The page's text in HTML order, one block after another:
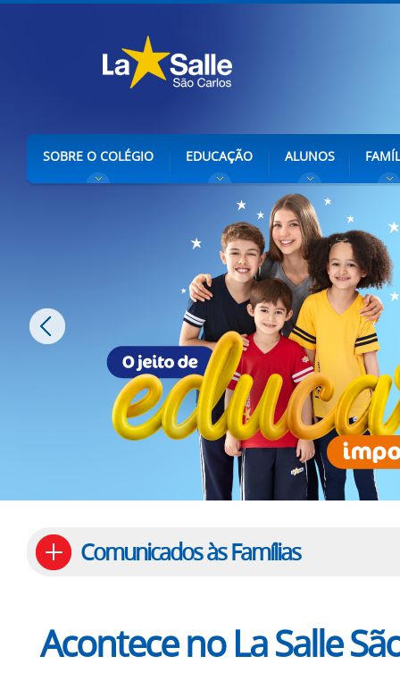
SOBRE O COLÉGIO EDUCAÇÃO ALUNOS
Comunicados às Famílias
Acontece no La Salle